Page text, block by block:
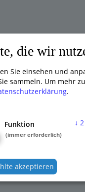
die wir
Sie einsehen und
sammeln. Um mehr
.
Funktion
(immer erforderlich)
↓ 2
akzeptieren